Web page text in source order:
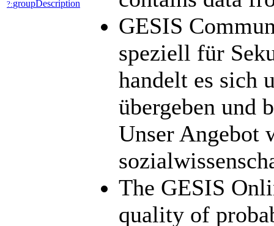
?:groupDescription
GESIS
speziell für
handelt es sich
übergeben und
Unser Angebot
The GESIS
quality of